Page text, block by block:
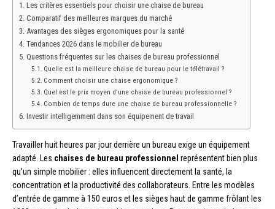
Les critères essentiels pour choisir une chaise de bureau
Comparatif des meilleures marques du marché
Avantages des sièges ergonomiques pour la santé
Tendances 2026 dans le mobilier de bureau
Questions fréquentes sur les chaises de bureau professionnel
Quelle est la meilleure chaise de bureau pour le télétravail ?
Comment choisir une chaise ergonomique ?
Quel est le prix moyen d’une chaise de bureau professionnel ?
Combien de temps dure une chaise de bureau professionnelle ?
Investir intelligemment dans son équipement de travail
Travailler huit heures par jour derrière un bureau exige un équipement
adapté. Les chaises de bureau professionnel représentent bien plus
qu’un simple mobilier : elles influencent directement la santé, la
concentration et la productivité des collaborateurs. Entre les modèles
d’entrée de gamme à 150 euros et les sièges haut de gamme frôlant les